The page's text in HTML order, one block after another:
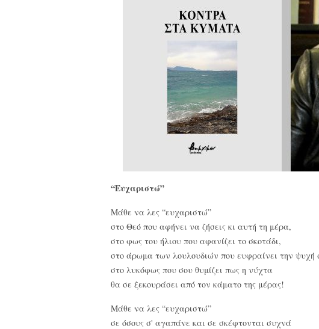
“Ευχαριστώ”
Μάθε να λες “ευχαριστώ”
στο Θεό που αφήνει να ζήσεις κι αυτή τη μέρα,
στο φως του ήλιου που αφανίζει το σκοτάδι,
στο άρωμα των λουλουδιών που ευφραίνει την ψυχή
στο λυκόφως που σου θυμίζει πως η νύχτα
θα σε ξεκουράσει από τον κάματο της μέρας!
Μάθε να λες “ευχαριστώ”
σε όσους σ' αγαπάνε και σε σκέφτονται συχνά